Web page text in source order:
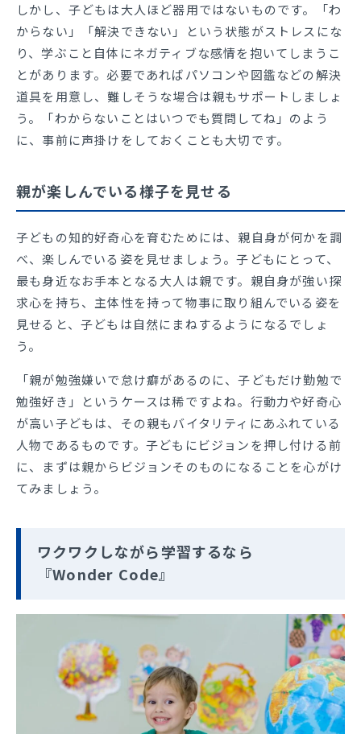
しかし、子どもは大人ほど器用ではないものです。「わ
からない」「解決できない」という状態がストレスにな
り、学ぶこと自体にネガティブな感情を抱いてしまうこ
とがあります。必要であればパソコンや図鑑などの解決
道具を用意し、難しそうな場合は親もサポートしましょ
う。「わからないことはいつでも質問してね」のよう
に、事前に声掛けをしておくことも大切です。
親が楽しんでいる様子を見せる
子どもの知的好奇心を育むためには、親自身が何かを調
べ、楽しんでいる姿を見せましょう。子どもにとって、
最も身近なお手本となる大人は親です。親自身が強い探
求心を持ち、主体性を持って物事に取り組んでいる姿を
見せると、子どもは自然にまねするようになるでしょ
う。
「親が勉強嫌いで怠け癖があるのに、子どもだけ勤勉で
勉強好き」というケースは稀ですよね。行動力や好奇心
が高い子どもは、その親もバイタリティにあふれている
人物であるものです。子どもにビジョンを押し付ける前
に、まずは親からビジョンそのものになることを心がけ
てみましょう。
ワクワクしながら学習するなら
『Wonder Code』